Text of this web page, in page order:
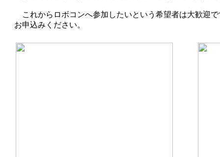
これからロボコンへ参加したいという希望者は大歓迎
お申込みください。